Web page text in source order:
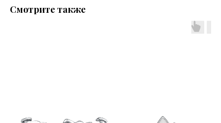
Смотрите также